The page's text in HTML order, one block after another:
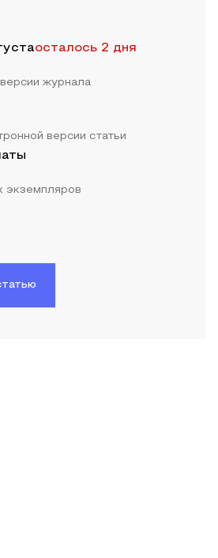
осталось 2 дня
журнала
версии статьи
экземпляров